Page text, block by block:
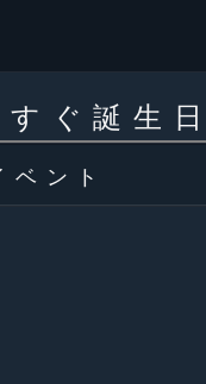
す ぐ 誕 生 日
ベ ン ト